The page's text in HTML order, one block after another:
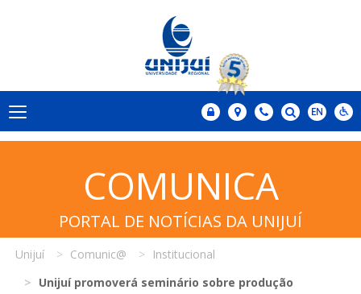
COMUNICA
PORTAL DE NOTÍCIAS DA UNIJUÍ
Unijuí Comunic@
Institucional
Unijuí promoverá seminário sobre produção